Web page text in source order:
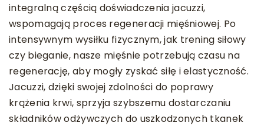
integralną częścią doświadczenia jacuzzi,
wspomagają proces regeneracji mięśniowej. Po
intensywnym wysiłku fizycznym, jak trening siłowy
czy bieganie, nasze mięśnie potrzebują czasu na
regenerację, aby mogły zyskać siłę i elastyczność.
Jacuzzi, dzięki swojej zdolności do poprawy
krążenia krwi, sprzyja szybszemu dostarczaniu
składników odżywczych do uszkodzonych tkanek